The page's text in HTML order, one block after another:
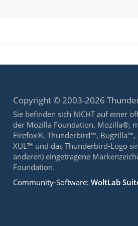
Copyright © 2003-2026
Sie befinden sich NICHT auf einer
der Mozilla Foundation. Mozilla®,
Firefox®, Thunderbird™, Bugzilla™,
XUL™ und das Thunderbird-Logo
anderen) eingetragene
Foundation.
Community-Software:WoltLab